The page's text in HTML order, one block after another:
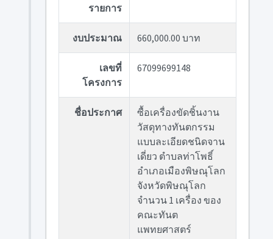
รายการ
งบประมาณ 660,000.00 บาท
เลขที่
โครงการ
67099699148
ชื่อประกาศ
ซื้อเครื่องขัดชิ้นงาน
วัสดุทางทันตกรรม
แบบละเอียดชนิดจาน
เดี่ยว ตำบลท่าโพธิ์
อำเภอเมืองพิษณุโลก
จังหวัดพิษณุโลก
จำนวน 1 เครื่อง ของ
คณะทันต
แพทยศาสตร์